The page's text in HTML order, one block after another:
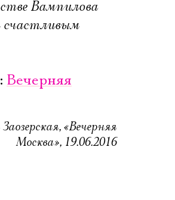
Вампилова
Вечерняя
«Вечерняя
Москва», 19.06.2016